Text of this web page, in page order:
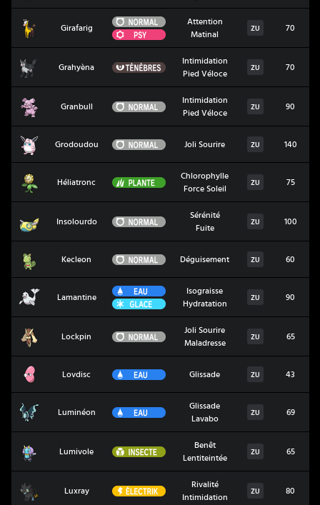
Girafarig
Normal
Psy
Attention
Matinal
ZU 70
Grahyèna Ténèbres
Intimidation
Pied Véloce
ZU 70
Granbull Normal
Intimidation
Pied Véloce
ZU 90
Grodoudou NormalJoli Sourire ZU 140
Héliatronc Plante
Chlorophylle
Force Soleil
ZU 75
Insolourdo Normal
Sérénité
Fuite
ZU 100
Kecleon NormalDéguisement ZU 60
Lamantine
Eau
Glace
Isograisse
Hydratation
ZU 90
Lockpin Normal
Joli Sourire
Maladresse
ZU 65
Lovdisc Eau Glissade ZU 43
Luminéon Eau
Glissade
Lavabo
ZU 69
Lumivole Insecte
Benêt
Lentiteintée
ZU 65
Luxray Électrik
Rivalité
Intimidation
ZU 80